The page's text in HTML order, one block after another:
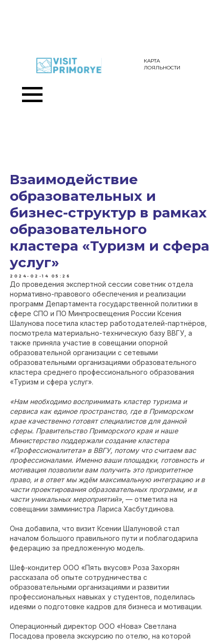
КАРТА
ЛОЯЛЬНОСТИ
Взаимодействие
образовательных и
бизнес-структур в рамках
образовательного
кластера «Туризм и сфера
услуг»
2024-02-14 05:26
До проведения экспертной сессии советник отдела
нормативно-правового обеспечения и реализации
программ Департамента государственной политики в
сфере СПО и ПО Минпросвещения России Ксения
Шалунова посетила кластер работодателей-партнёров,
посмотрела материально-техническую базу ВВГУ, а
также приняла участие в совещании опорной
образовательной организации с сетевыми
образовательными организациями образовательного
кластера среднего профессионального образования
«Туризм и сфера услуг».
«Нам необходимо воспринимать кластер туризма и
сервиса как единое пространство, где в Приморском
крае качественно готовят специалистов для данной
сферы. Правительство Приморского края и наше
Министерство поддержали создание кластера
«Профессионалитета» в ВВГУ, потому что считаем вас
профессионалами. Именно ваши площадки, готовность и
мотивация позволили вам получить это приоритетное
право, и в ответ мы ждём максимальную интеграцию и в
части проектирования образовательных программ, и в
части уникальных мероприятий», — отметила на
совещании замминистра Лариса Хасбутдинова.
Она добавила, что визит Ксении Шалуновой стал
началом большого правильного пути и поблагодарила
федерацию за предложенную модель.
Шеф-кондитер ООО «Пять вкусов» Роза Захорян
рассказала об опыте сотрудничества с
образовательными организациями и развитии
профессиональных навыках у студентов, поделилась
идеями о подготовке кадров для бизнеса и мотивации.
Операционный директор ООО «Нова» Светлана
Посадова провела экскурсию по отелю, на которой